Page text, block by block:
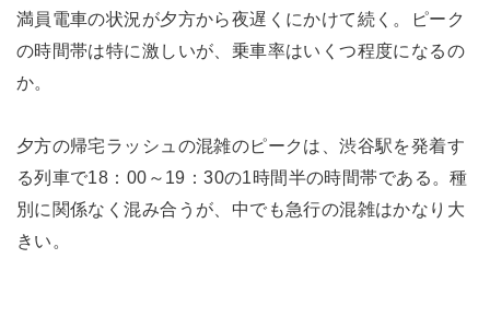
満員電車の状況が夕方から夜遅くにかけて続く。ピーク
の時間帯は特に激しいが、乗車率はいくつ程度になるの
か。
夕方の帰宅ラッシュの混雑のピークは、渋谷駅を発着す
る列車で18：00～19：30の1時間半の時間帯である。種
別に関係なく混み合うが、中でも急行の混雑はかなり大
きい。